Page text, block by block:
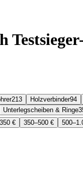
213 Holzverbinder94
Unterlegscheiben & Ringe
€ 350–500 €